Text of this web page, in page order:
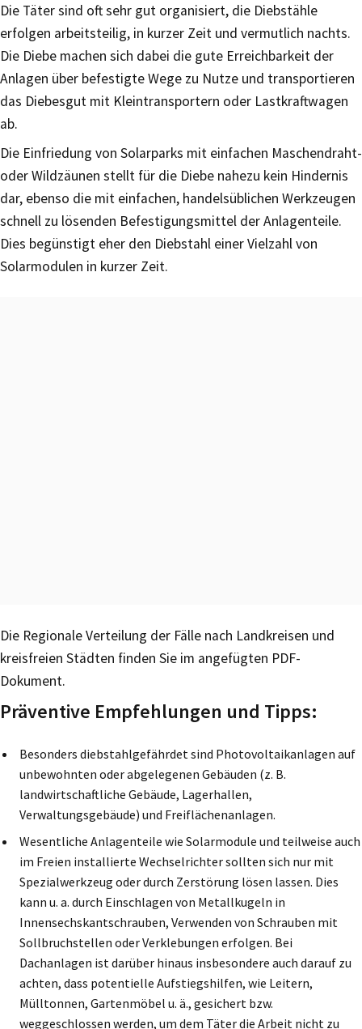
Die Täter sind oft sehr gut organisiert, die Diebstähle
erfolgen arbeitsteilig, in kurzer Zeit und vermutlich nachts.
Die Diebe machen sich dabei die gute Erreichbarkeit der
Anlagen über befestigte Wege zu Nutze und transportieren
das Diebesgut mit Kleintransportern oder Lastkraftwagen
ab.
Die Einfriedung von Solarparks mit einfachen Maschendraht-
oder Wildzäunen stellt für die Diebe nahezu kein Hindernis
dar, ebenso die mit einfachen, handelsüblichen Werkzeugen
schnell zu lösenden Befestigungsmittel der Anlagenteile.
Dies begünstigt eher den Diebstahl einer Vielzahl von
Solarmodulen in kurzer Zeit.
Die Regionale Verteilung der Fälle nach Landkreisen und
kreisfreien Städten finden Sie im angefügten PDF-
Dokument.
Präventive Empfehlungen und Tipps:
Besonders diebstahlgefährdet sind Photovoltaikanlagen auf
unbewohnten oder abgelegenen Gebäuden (z. B.
landwirtschaftliche Gebäude, Lagerhallen,
Verwaltungsgebäude) und Freiflächenanlagen.
Wesentliche Anlagenteile wie Solarmodule und teilweise auch
im Freien installierte Wechselrichter sollten sich nur mit
Spezialwerkzeug oder durch Zerstörung lösen lassen. Dies
kann u. a. durch Einschlagen von Metallkugeln in
Innensechskantschrauben, Verwenden von Schrauben mit
Sollbruchstellen oder Verklebungen erfolgen. Bei
Dachanlagen ist darüber hinaus insbesondere auch darauf zu
achten, dass potentielle Aufstiegshilfen, wie Leitern,
Mülltonnen, Gartenmöbel u. ä., gesichert bzw.
weggeschlossen werden, um dem Täter die Arbeit nicht zu